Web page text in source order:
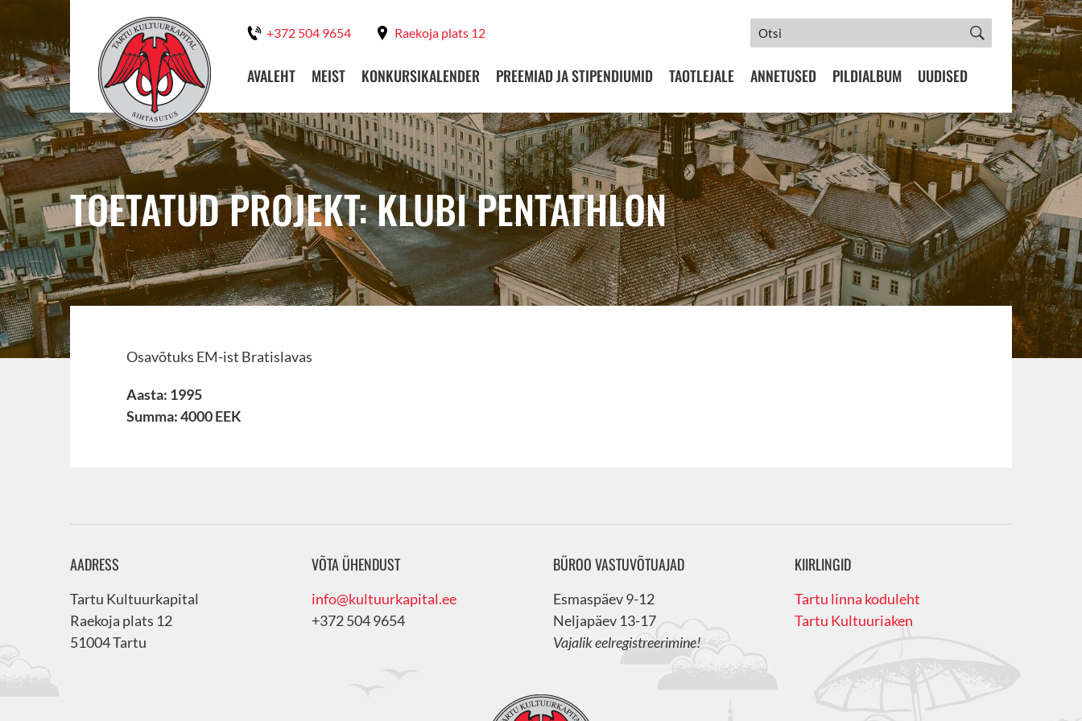
+372 504 9654 Raekoja plats 12
AVALEHT MEIST KONKURSIKALENDER PREEMIAD JA STIPENDIUMID TAOTLEJALE ANNETUSED PILDIALBUM UUDISED
TOETATUD PROJEKT: KLUBI PENTATHLON
Osavõtuks EM-ist Bratislavas
Aasta: 1995
Summa: 4000 EEK
AADRESS
Tartu Kultuurkapital
Raekoja plats 12
51004 Tartu
VÕTA ÜHENDUST
info@kultuurkapital.ee
+372 504 9654
BÜROO VASTUVÕTUAJAD
Esmaspäev 9-12
Neljapäev 13-17
Vajalik eelregistreerimine!
KIIRLINGID
Tartu linna koduleht
Tartu Kultuuriaken